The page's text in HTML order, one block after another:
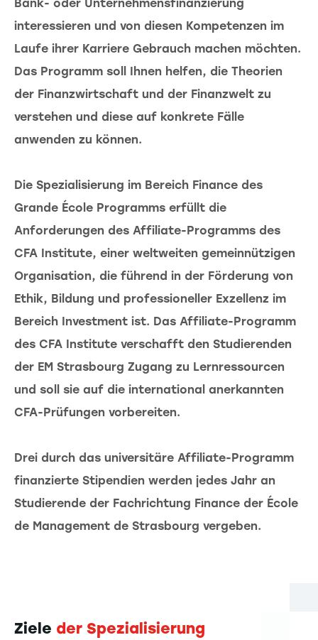
Bank- oder Unternehmensfinanzierung
interessieren und von diesen Kompetenzen im
Laufe ihrer Karriere Gebrauch machen möchten.
Das Programm soll Ihnen helfen, die Theorien
der Finanzwirtschaft und der Finanzwelt zu
verstehen und diese auf konkrete Fälle
anwenden zu können.
Die Spezialisierung im Bereich Finance des
Grande École Programms erfüllt die
Anforderungen des Affiliate-Programms des
CFA Institute, einer weltweiten gemeinnützigen
Organisation, die führend in der Förderung von
Ethik, Bildung und professioneller Exzellenz im
Bereich Investment ist. Das Affiliate-Programm
des CFA Institute verschafft den Studierenden
der EM Strasbourg Zugang zu Lernressourcen
und soll sie auf die international anerkannten
CFA-Prüfungen vorbereiten.
Drei durch das universitäre Affiliate-Programm
finanzierte Stipendien werden jedes Jahr an
Studierende der Fachrichtung Finance der École
de Management de Strasbourg vergeben.
Ziele der Spezialisierung